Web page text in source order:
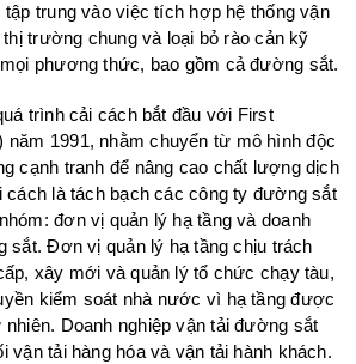
trung vào việc tích hợp hệ thống vận
trường chung và loại bỏ rào cản kỹ
phương thức, bao gồm cả đường sắt.
trình cải cách bắt đầu với First
năm 1991, nhằm chuyển từ mô hình độc
cạnh tranh để nâng cao chất lượng dịch
cách là tách bạch các công ty đường sắt
đơn vị quản lý hạ tầng và doanh
sắt. Đơn vị quản lý hạ tầng chịu trách
xây mới và quản lý tổ chức chạy tàu,
kiểm soát nhà nước vì hạ tầng được
Doanh nghiệp vận tải đường sắt
vận tải hàng hóa và vận tải hành khách.